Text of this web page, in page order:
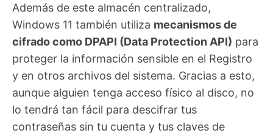
Además de este almacén centralizado,
Windows 11 también utiliza mecanismos de
cifrado como DPAPI (Data Protection API) para
proteger la información sensible en el Registro
y en otros archivos del sistema. Gracias a esto,
aunque alguien tenga acceso físico al disco, no
lo tendrá tan fácil para descifrar tus
contraseñas sin tu cuenta y tus claves de